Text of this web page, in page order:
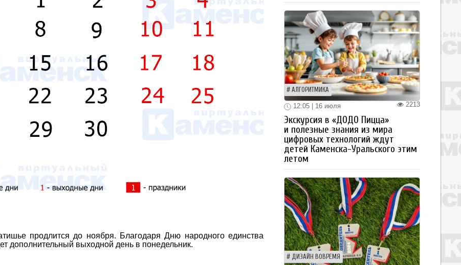
продлится до ноября. Благодаря Дню народного единства
дополнительный выходной день в понедельник.
АЛГОРИТМИКА
2213
12:05 | 16 июля
Экскурсия в «ДОДО Пицца»
и полезные знания из мира
цифровых технологий ждут
детей Каменска-Уральского этим
летом
ДИЗАЙН ВОВРЕМЯ